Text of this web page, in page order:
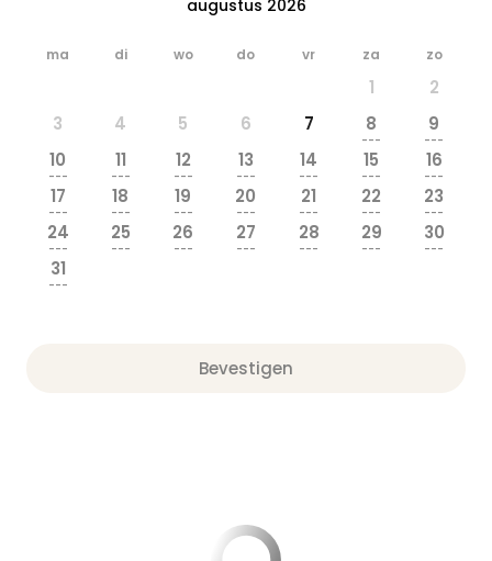
augustus 2026
ma di wo do vr za zo
1
2
3
4 5 6 7 8
---
9
---
10
---
11
---
12
---
13
---
14
---
15
---
16
---
17
---
18
---
19
---
20
---
21
---
22
---
23
---
24
---
25
---
26
---
27
---
28
---
29
---
30
---
31
---
Bevestigen